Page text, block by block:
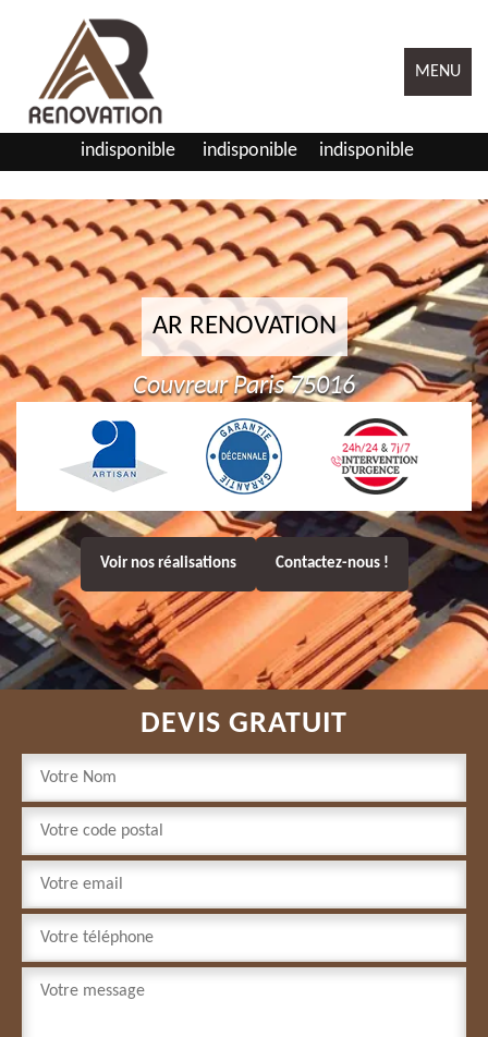
MENU
indisponible indisponible indisponible
AR RENOVATION
Couvreur Paris 75016
Voir nos réalisations Contactez-nous !
DEVIS GRATUIT